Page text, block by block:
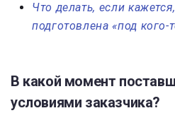
Что делать, если
подготовлена «под кого-
В какой момент
условиями заказчика?